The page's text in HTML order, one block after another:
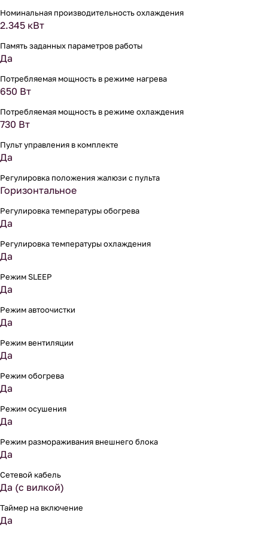
Номинальная производительность охлаждения
2.345 кВт
Память заданных параметров работы
Да
Потребляемая мощность в режиме нагрева
650 Вт
Потребляемая мощность в режиме охлаждения
730 Вт
Пульт управления в комплекте
Да
Регулировка положения жалюзи с пульта
Горизонтальное
Регулировка температуры обогрева
Да
Регулировка температуры охлаждения
Да
Режим SLEEP
Да
Режим автоочистки
Да
Режим вентиляции
Да
Режим обогрева
Да
Режим осушения
Да
Режим размораживания внешнего блока
Да
Сетевой кабель
Да (с вилкой)
Таймер на включение
Да